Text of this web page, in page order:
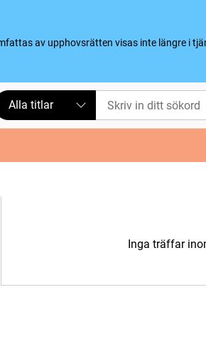
av upphovsrätten visas inte längre i
Alla titlar
Inga träffar